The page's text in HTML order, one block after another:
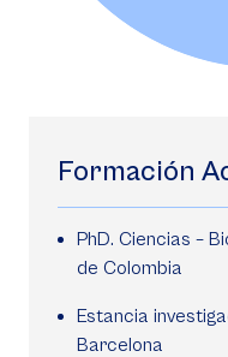
Formación
PhD. Ciencias –
de Colombia
Estancia
Barcelona